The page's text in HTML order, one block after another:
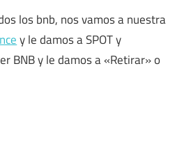
los bnb, nos vamos a nuestra
y le damos a SPOT y
BNB y le damos a «Retirar» o